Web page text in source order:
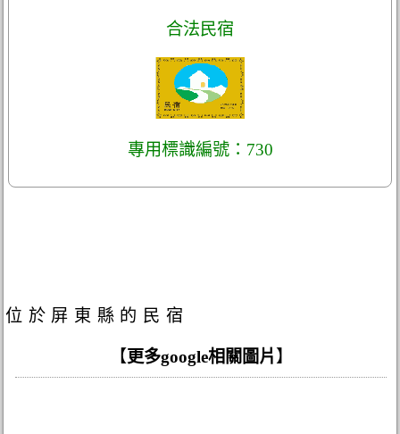
合法民宿
專用標識編號：730
位於屏東縣的民宿
【更多google相關圖片】